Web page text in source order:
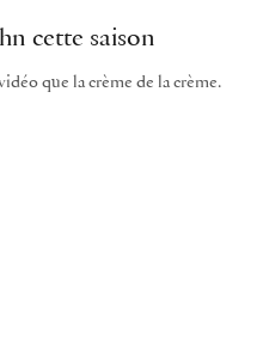
cette saison
que la crème de la crème.